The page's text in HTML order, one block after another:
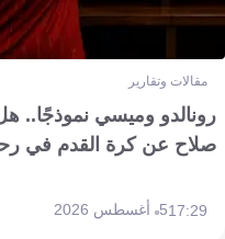
مقالات وتقارير
رونالدو وميسي نموذجًا..
صلاح عن كرة القدم في
17:295 أغسطس 2026